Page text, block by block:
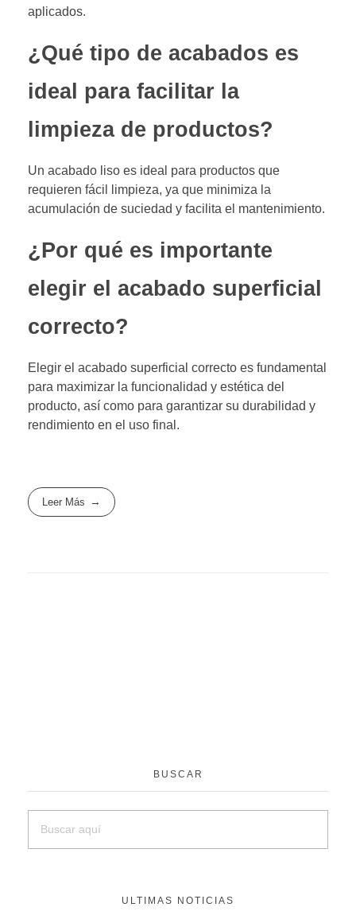
aplicados.
¿Qué tipo de acabados es
ideal para facilitar la
limpieza de productos?
Un acabado liso es ideal para productos que
requieren fácil limpieza, ya que minimiza la
acumulación de suciedad y facilita el mantenimiento.
¿Por qué es importante
elegir el acabado superficial
correcto?
Elegir el acabado superficial correcto es fundamental
para maximizar la funcionalidad y estética del
producto, así como para garantizar su durabilidad y
rendimiento en el uso final.
Leer Más
BUSCAR
ULTIMAS NOTICIAS